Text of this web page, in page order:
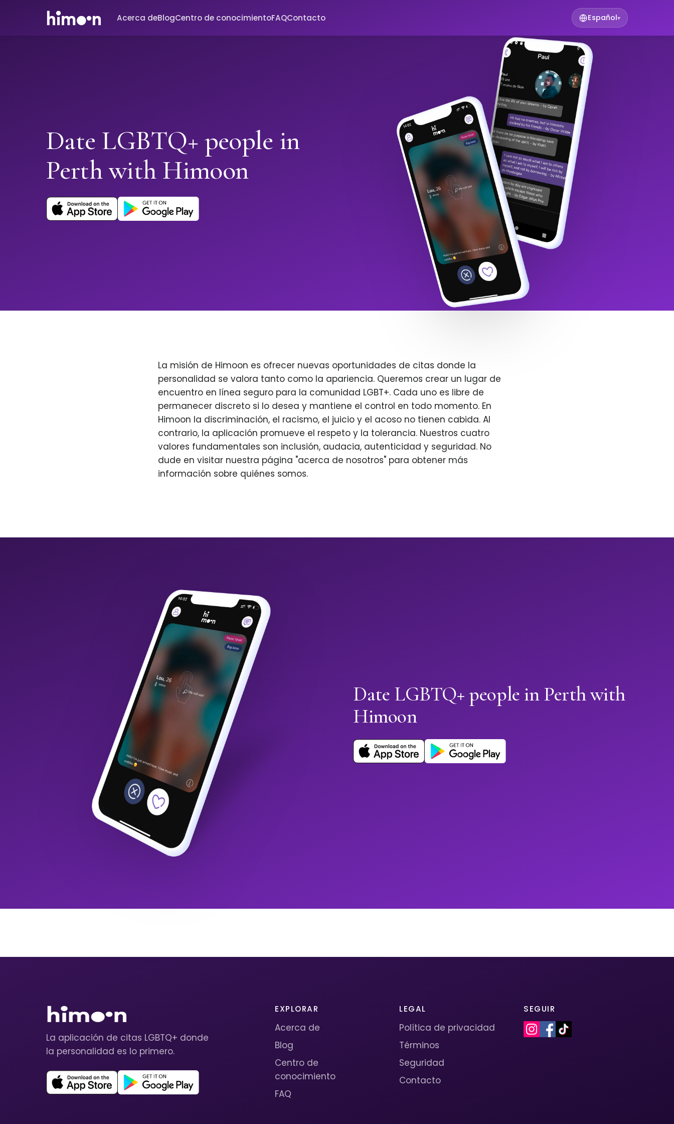
Acerca deBlogCentro de conocimientoFAQContacto Español▾
Date LGBTQ+ people in
Perth with Himoon
La misión de Himoon es ofrecer nuevas oportunidades de citas donde la
personalidad se valora tanto como la apariencia. Queremos crear un lugar de
encuentro en línea seguro para la comunidad LGBT+. Cada uno es libre de
permanecer discreto si lo desea y mantiene el control en todo momento. En
Himoon la discriminación, el racismo, el juicio y el acoso no tienen cabida. Al
contrario, la aplicación promueve el respeto y la tolerancia. Nuestros cuatro
valores fundamentales son inclusión, audacia, autenticidad y seguridad. No
dude en visitar nuestra página "acerca de nosotros" para obtener más
información sobre quiénes somos.
Date LGBTQ+ people in Perth with
Himoon
La aplicación de citas LGBTQ+ donde
la personalidad es lo primero.
EXPLORAR
Acerca de
Blog
Centro de
conocimiento
FAQ
LEGAL
Política de privacidad
Términos
Seguridad
Contacto
SEGUIR